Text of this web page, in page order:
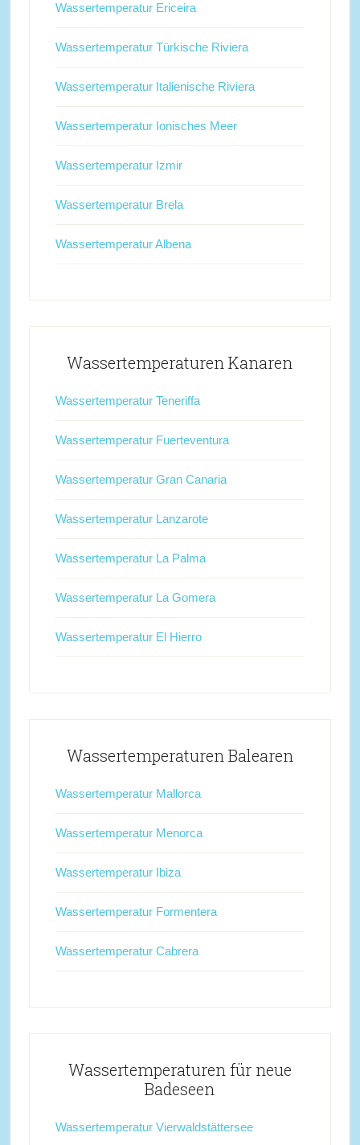
Wassertemperatur Ericeira
Wassertemperatur Türkische Riviera
Wassertemperatur Italienische Riviera
Wassertemperatur Ionisches Meer
Wassertemperatur Izmir
Wassertemperatur Brela
Wassertemperatur Albena
Wassertemperaturen Kanaren
Wassertemperatur Teneriffa
Wassertemperatur Fuerteventura
Wassertemperatur Gran Canaria
Wassertemperatur Lanzarote
Wassertemperatur La Palma
Wassertemperatur La Gomera
Wassertemperatur El Hierro
Wassertemperaturen Balearen
Wassertemperatur Mallorca
Wassertemperatur Menorca
Wassertemperatur Ibiza
Wassertemperatur Formentera
Wassertemperatur Cabrera
Wassertemperaturen für neue
Badeseen
Wassertemperatur Vierwaldstättersee